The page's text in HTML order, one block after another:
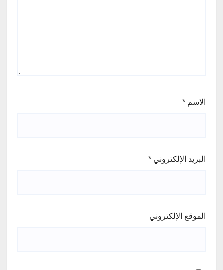
الاسم *
البريد الإلكتروني *
الموقع الإلكتروني